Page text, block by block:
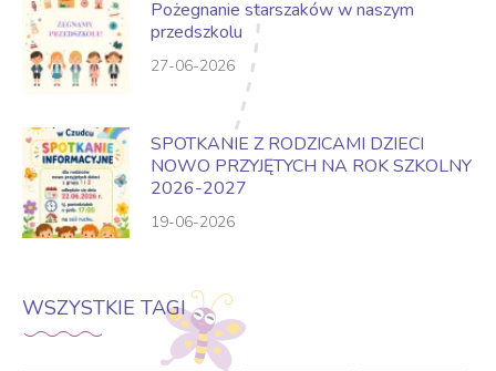
Pożegnanie starszaków w naszym
przedszkolu
27-06-2026
SPOTKANIE Z RODZICAMI DZIECI
NOWO PRZYJĘTYCH NA ROK SZKOLNY
2026-2027
19-06-2026
WSZYSTKIE TAGI